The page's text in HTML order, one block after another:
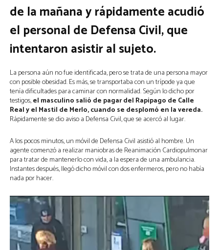
de la mañana y rápidamente acudió
el personal de Defensa Civil, que
intentaron asistir al sujeto.
La persona aún no fue identificada, pero se trata de una persona mayor
con posible obesidad. Es más, se transportaba con un trípode ya que
tenía dificultades para caminar con normalidad. Según lo dicho por
testigos,el masculino salió de pagar del Rapipago de Calle
Real y el Mastil de Merlo, cuando se desplomó en la vereda.
Rápidamente se dio aviso a Defensa Civil, que se acercó al lugar.
A los pocos minutos, un móvil de Defensa Civil asistió al hombre. Un
agente comenzó a realizar maniobras de Reanimación Cardiopulmonar
para tratar de mantenerlo con vida, a la espera de una ambulancia.
Instantes después, llegó dicho móvil con dos enfermeros, pero no había
nada por hacer.